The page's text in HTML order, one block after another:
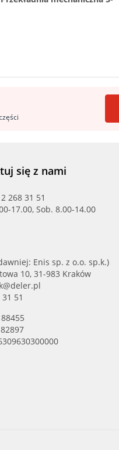
się z nami
268 31 51
17.00, Sob. 8.00-14.00
Enis sp. z o.o. sp.k.)
10, 31-983 Kraków
51